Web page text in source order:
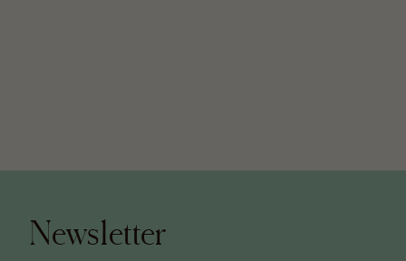
Stopka
Newsletter